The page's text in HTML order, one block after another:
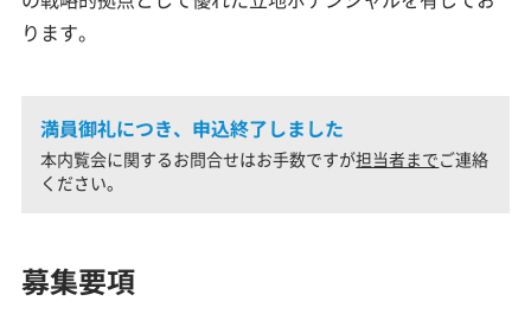
ります。
満員御礼につき、申込終了しました
本内覧会に関するお問合せはお手数ですが担当者までご連絡
ください。
募集要項